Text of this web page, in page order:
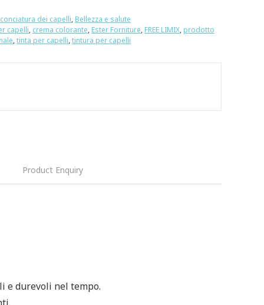
dei capelli, Bellezza e salute
capelli, crema colorante, Ester Forniture, FREE LIMIX, prodotto
,tinta per capelli,tintura per capelli
Product Enquiry
e durevoli nel tempo.